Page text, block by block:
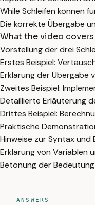
While Schleifen können
Die korrekte Übergabe
What the video covers
Vorstellung der drei
Erstes Beispiel:
Erklärung der Übergabe
Zweites Beispiel:
Detaillierte Erläuterung
Drittes Beispiel:
Praktische
Hinweise zur Syntax und
Erklärung von Variablen
Betonung der
ANSWERS